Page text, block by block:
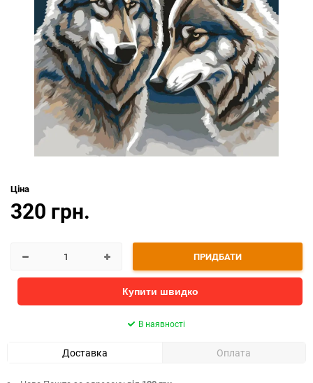
Ціна
320 грн.
ПРИДБАТИ
Купити швидко
В наявності
Доставка Оплата